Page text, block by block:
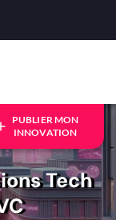
PUBLIER MON
INNOVATION
Tech